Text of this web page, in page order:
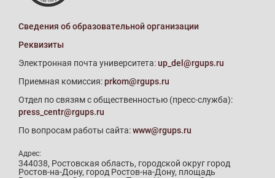
Сведения об образовательной организации
Реквизиты
Электронная почта университета:up_del@rgups.ru
Приемная комиссия:prkom@rgups.ru
Отдел по связям с общественностью (пресс-служба):
press_centr@rgups.ru
По вопросам работы сайта:www@rgups.ru
Адрес:
344038, Ростовская область, городской округ город
Ростов-на-Дону, город Ростов-на-Дону, площадь